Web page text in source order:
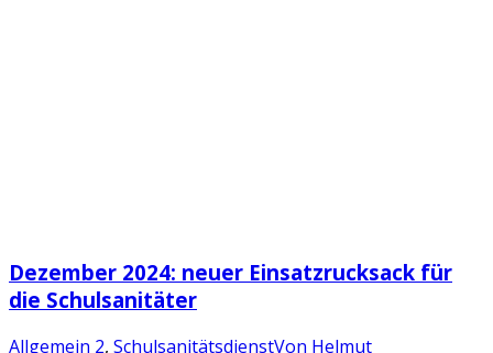
Dezember 2024: neuer Einsatzrucksack für
die Schulsanitäter
Allgemein 2, SchulsanitätsdienstVon Helmut